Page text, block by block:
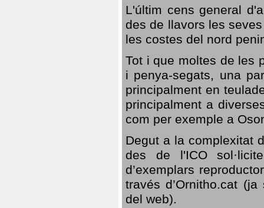
L'últim cens general
des de llavors les
les costes del nord
Tot i que moltes de les
i penya-segats, una
principalment en
principalment a
com per exemple a
Degut a la complexitat
des de l'ICO
d’exemplars
través d’Ornitho.cat
del web).